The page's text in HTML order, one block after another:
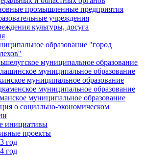
промышленные предприятия
учреждения
культуры, досуга
образование "город
муниципальное образование
муниципальное образование
муниципальное образование
муниципальное образование
муниципальное образование
о социально-экономическом
инициативы
проекты
год
год